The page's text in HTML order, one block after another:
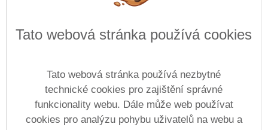
Prohlášení o přístupnosti Mapa webu Cookies
Tato webová stránka používá cookies
Tato webová stránka používá nezbytné
technické cookies pro zajištění správné
funkcionality webu. Dále může web používat
cookies pro analýzu pohybu uživatelů na webu a